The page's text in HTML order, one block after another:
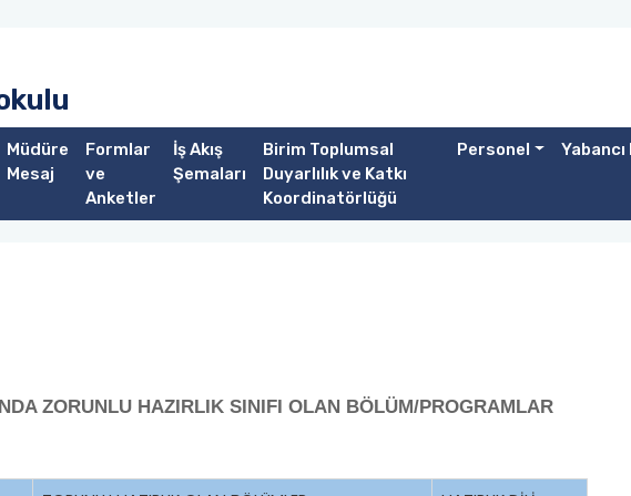
Müdüre
Mesaj
Formlar
ve
Anketler
İş Akış
Şemaları
Birim Toplumsal
Duyarlılık ve Katkı
Koordinatörlüğü
Personel Yabancı